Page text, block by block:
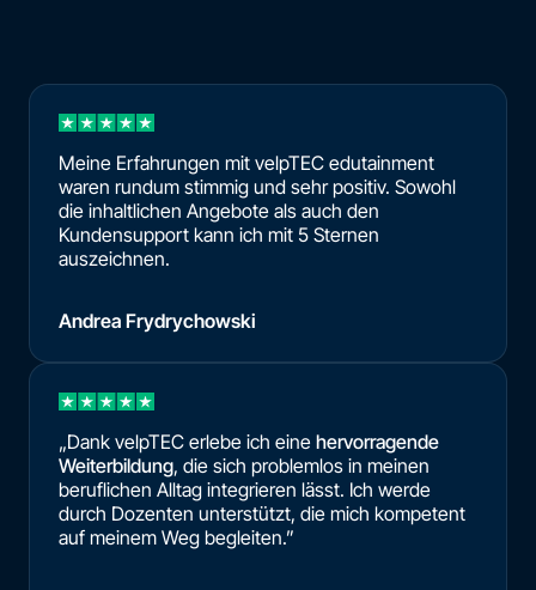
Meine Erfahrungen mit velpTEC edutainment
waren rundum stimmig und sehr positiv. Sowohl
die inhaltlichen Angebote als auch den
Kundensupport kann ich mit 5 Sternen
auszeichnen.
Andrea Frydrychowski
„Dank velpTEC erlebe ich eine hervorragende
Weiterbildung, die sich problemlos in meinen
beruflichen Alltag integrieren lässt. Ich werde
durch Dozenten unterstützt, die mich kompetent
auf meinem Weg begleiten.”